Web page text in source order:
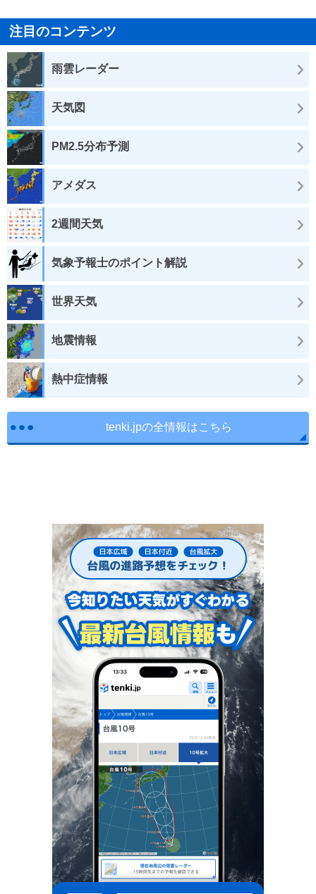
注目のコンテンツ
雨雲レーダー
天気図
PM2.5分布予測
アメダス
2週間天気
気象予報士のポイント解説
世界天気
地震情報
熱中症情報
tenki.jpの全情報はこちら